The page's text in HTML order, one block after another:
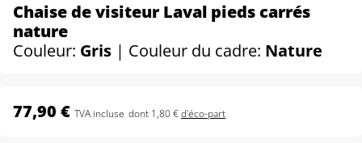
Chaise de visiteur Laval pieds carrés
nature
Couleur: Gris | Couleur du cadre: Nature
77,90 € TVA incluse dont 1,80 €d'éco-part